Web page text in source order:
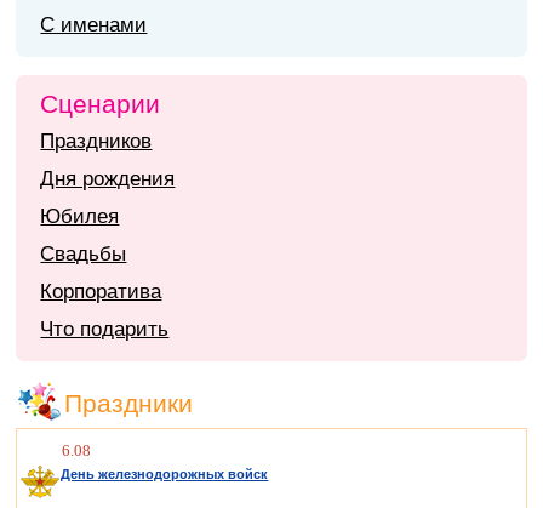
С именами
Сценарии
Праздников
Дня рождения
Юбилея
Свадьбы
Корпоратива
Что подарить
Праздники
6.08
День железнодорожных войск